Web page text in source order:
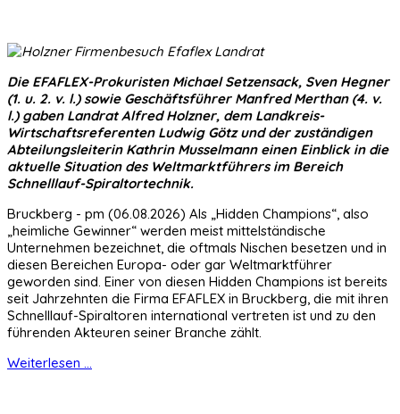
Die EFAFLEX-Prokuristen Michael Setzensack, Sven Hegner
(1. u. 2. v. l.) sowie Geschäftsführer Manfred Merthan (4. v.
l.) gaben Landrat Alfred Holzner, dem Landkreis-
Wirtschaftsreferenten Ludwig Götz und der zuständigen
Abteilungsleiterin Kathrin Musselmann einen Einblick in die
aktuelle Situation des Weltmarktführers im Bereich
Schnelllauf-Spiraltortechnik.
Bruckberg - pm (06.08.2026) Als „Hidden Champions“, also
„heimliche Gewinner“ werden meist mittelständische
Unternehmen bezeichnet, die oftmals Nischen besetzen und in
diesen Bereichen Europa- oder gar Weltmarktführer
geworden sind. Einer von diesen Hidden Champions ist bereits
seit Jahrzehnten die Firma EFAFLEX in Bruckberg, die mit ihren
Schnelllauf-Spiraltoren international vertreten ist und zu den
führenden Akteuren seiner Branche zählt.
Weiterlesen ...